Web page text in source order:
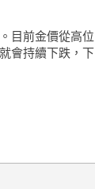
目前金價從高位
會持續下跌，下